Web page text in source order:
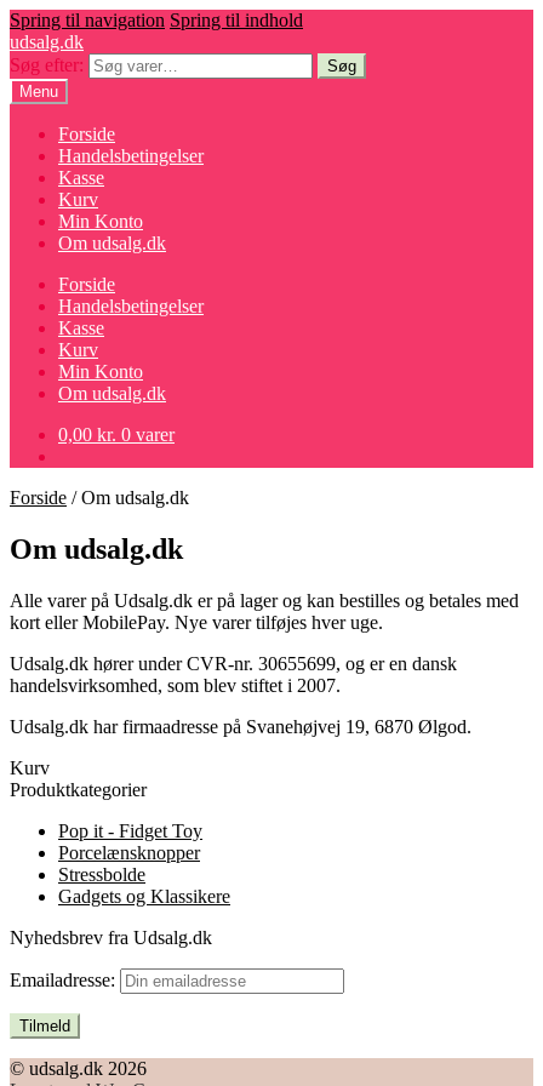
Spring til navigation Spring til indhold
udsalg.dk
Søg efter:
Søg
Menu
Forside
Handelsbetingelser
Kasse
Kurv
Min Konto
Om udsalg.dk
Forside
Handelsbetingelser
Kasse
Kurv
Min Konto
Om udsalg.dk
0,00 kr. 0 varer
Forside /Om udsalg.dk
Om udsalg.dk
Alle varer på Udsalg.dk er på lager og kan bestilles og betales med
kort eller MobilePay. Nye varer tilføjes hver uge.
Udsalg.dk hører under CVR-nr. 30655699, og er en dansk
handelsvirksomhed, som blev stiftet i 2007.
Udsalg.dk har firmaadresse på Svanehøjvej 19, 6870 Ølgod.
Kurv
Produktkategorier
Pop it - Fidget Toy
Porcelænsknopper
Stressbolde
Gadgets og Klassikere
Nyhedsbrev fra Udsalg.dk
Emailadresse:
© udsalg.dk 2026